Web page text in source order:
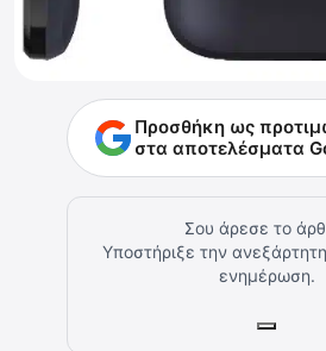
Προσθήκη ως
στα αποτελέσματα
Σου άρεσε το
Υποστήριξε την
ενημέρωση.